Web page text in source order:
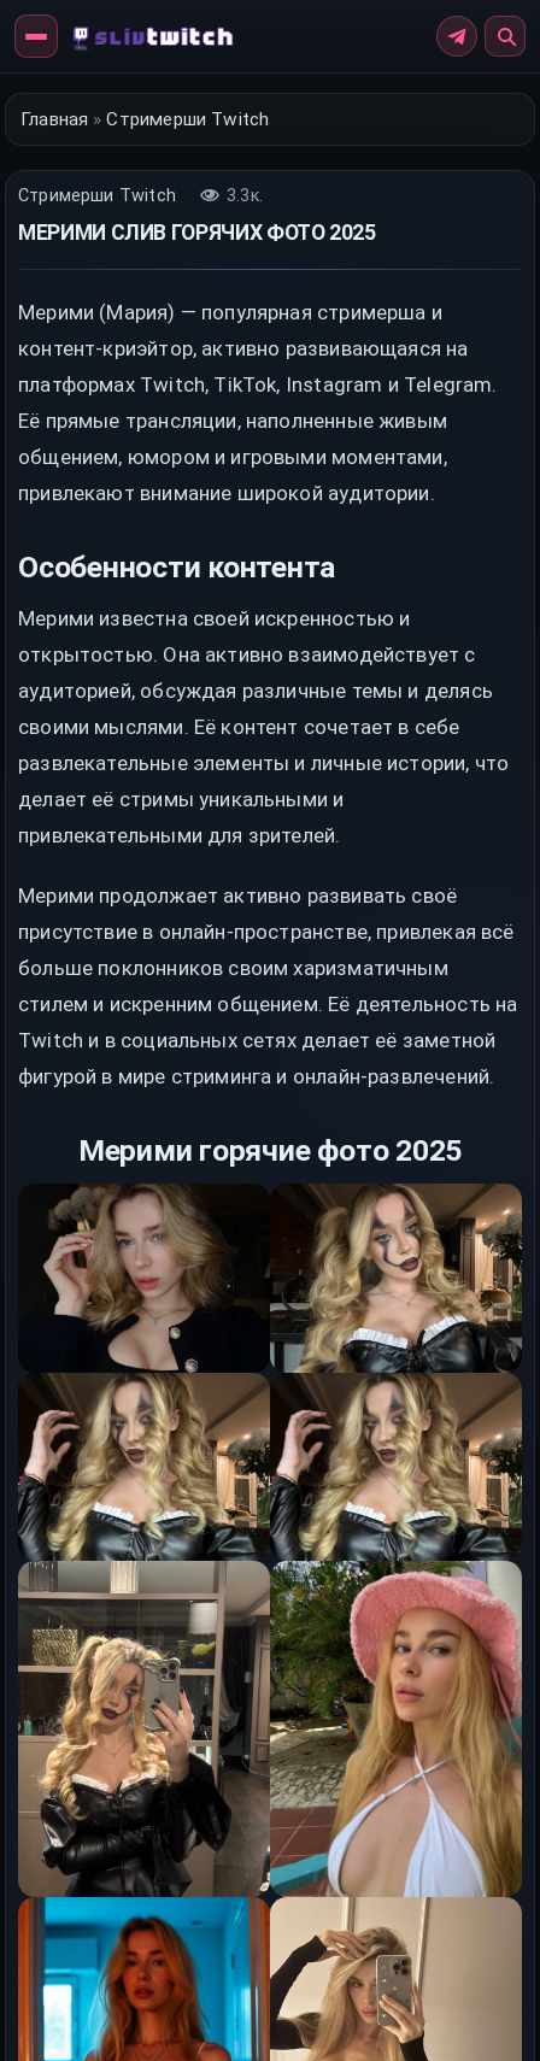
Перейти
контенту
Главная » Стримерши Twitch
Стримерши Twitch 3.3к.
МЕРИМИ СЛИВ ГОРЯЧИХ ФОТО 2025
Мерими (Мария) — популярная стримерша и
контент-криэйтор, активно развивающаяся на
платформах Twitch, TikTok, Instagram и Telegram.
Её прямые трансляции, наполненные живым
общением, юмором и игровыми моментами,
привлекают внимание широкой аудитории.​
Особенности контента
Мерими известна своей искренностью и
открытостью. Она активно взаимодействует с
аудиторией, обсуждая различные темы и делясь
своими мыслями. Её контент сочетает в себе
развлекательные элементы и личные истории, что
делает её стримы уникальными и
привлекательными для зрителей.​
Мерими продолжает активно развивать своё
присутствие в онлайн-пространстве, привлекая всё
больше поклонников своим харизматичным
стилем и искренним общением. Её деятельность на
Twitch и в социальных сетях делает её заметной
фигурой в мире стриминга и онлайн-развлечений.
Мерими горячие фото 2025